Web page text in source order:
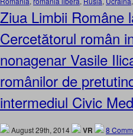
Ziua Limbii Române
Cercetătorul român
nonagenar Vasile
românilor de
intermediul Civic
August 29th, 2014 VR 8